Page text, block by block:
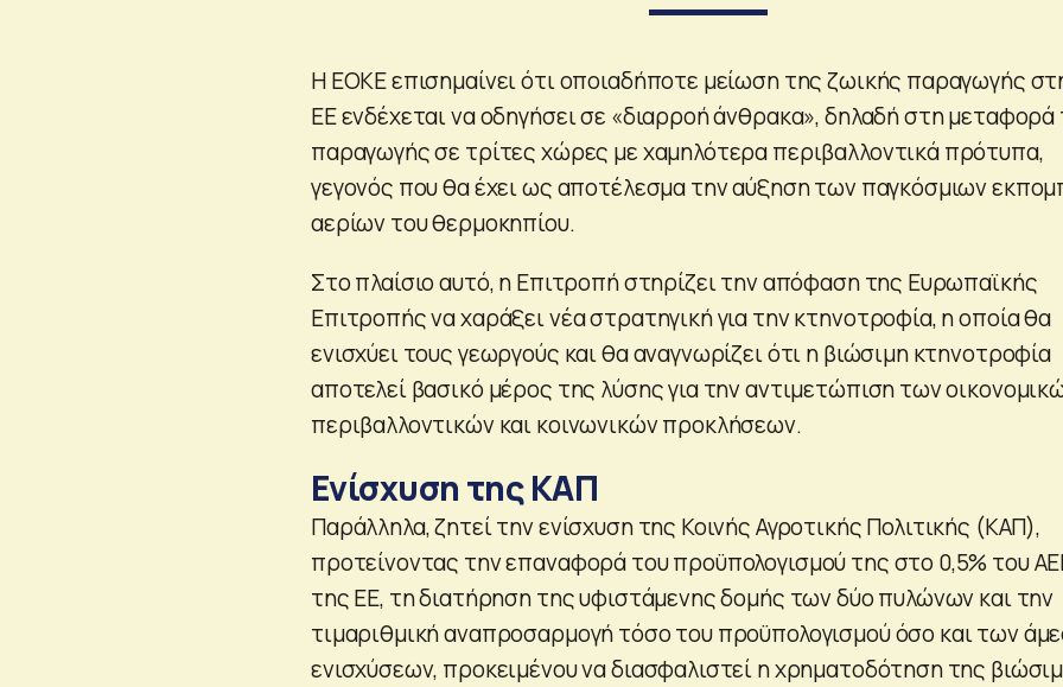
Η ΕΟΚΕ επισημαίνει ότι οποιαδήποτε μείωση της ζωικής παραγωγής
ΕΕ ενδέχεται να οδηγήσει σε «διαρροή άνθρακα», δηλαδή στη μεταφορά
παραγωγής σε τρίτες χώρες με χαμηλότερα περιβαλλοντικά πρότυπα,
γεγονός που θα έχει ως αποτέλεσμα την αύξηση των παγκόσμιων
αερίων του θερμοκηπίου.
Στο πλαίσιο αυτό, η Επιτροπή στηρίζει την απόφαση της Ευρωπαϊκής
Επιτροπής να χαράξει νέα στρατηγική για την κτηνοτροφία, η οποία θα
ενισχύει τους γεωργούς και θα αναγνωρίζει ότι η βιώσιμη κτηνοτροφία
αποτελεί βασικό μέρος της λύσης για την αντιμετώπιση των
περιβαλλοντικών και κοινωνικών προκλήσεων.
Ενίσχυση της ΚΑΠ
Παράλληλα, ζητεί την ενίσχυση της Κοινής Αγροτικής Πολιτικής (ΚΑΠ),
προτείνοντας την επαναφορά του προϋπολογισμού της στο 0,5% του
της ΕΕ, τη διατήρηση της υφιστάμενης δομής των δύο πυλώνων και την
τιμαριθμική αναπροσαρμογή τόσο του προϋπολογισμού όσο και των
ενισχύσεων, προκειμένου να διασφαλιστεί η χρηματοδότηση της